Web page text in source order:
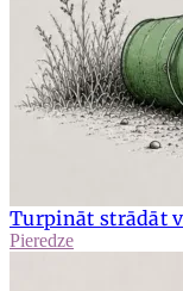
Turpināt strādāt
Pieredze